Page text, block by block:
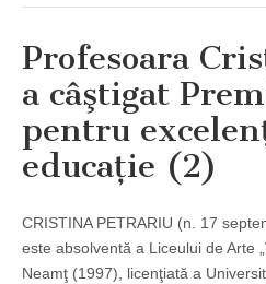
Profesoara
a câştigat
pentru
educaţie (2)
CRISTINA PETRARIU (n. 17
este absolventă a Liceului de Arte
Neamţ (1997), licenţiată a